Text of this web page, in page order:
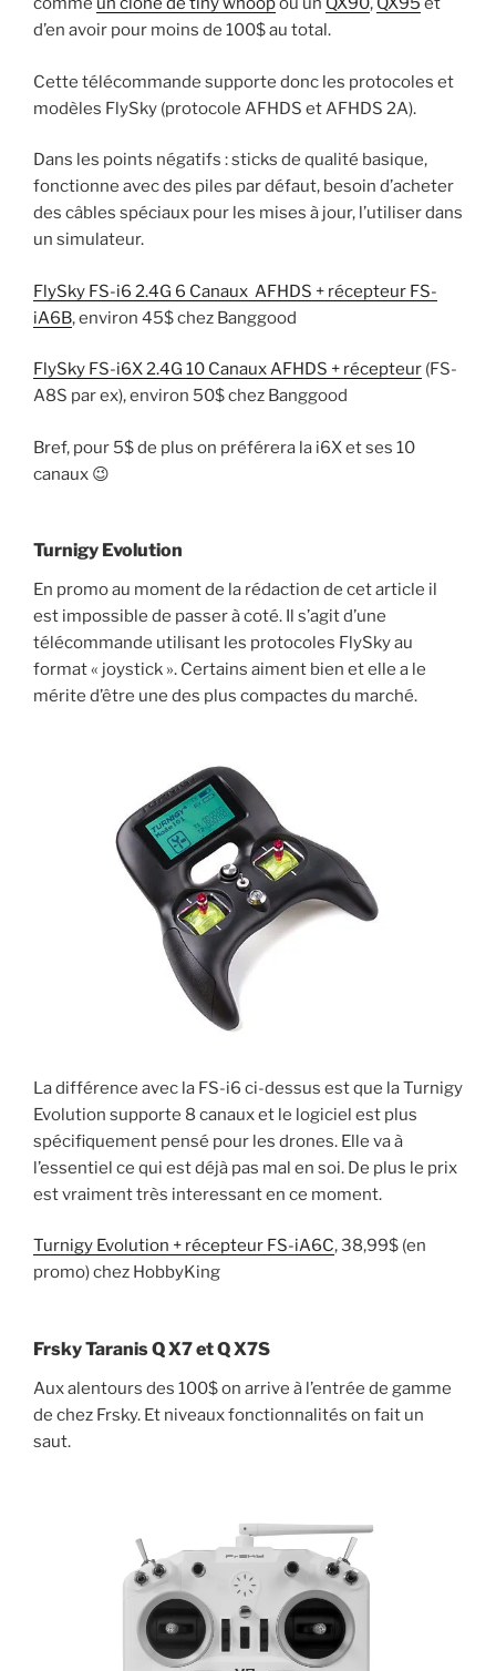
d’en avoir pour moins de 100$ au total.
Cette télécommande supporte donc les protocoles et
modèles FlySky (protocole AFHDS et AFHDS 2A).
Dans les points négatifs : sticks de qualité basique,
fonctionne avec des piles par défaut, besoin d’acheter
des câbles spéciaux pour les mises à jour, l’utiliser dans
un simulateur.
FlySky FS-i6 2.4G 6 Canaux AFHDS + récepteur FS-
iA6B, environ 45$ chez Banggood
FlySky FS-i6X 2.4G 10 Canaux AFHDS + récepteur (FS-
A8S par ex), environ 50$ chez Banggood
Bref, pour 5$ de plus on préférera la i6X et ses 10
canaux 😉
Turnigy Evolution
En promo au moment de la rédaction de cet article il
est impossible de passer à coté. Il s’agit d’une
télécommande utilisant les protocoles FlySky au
format « joystick ». Certains aiment bien et elle a le
mérite d’être une des plus compactes du marché.
La différence avec la FS-i6 ci-dessus est que la Turnigy
Evolution supporte 8 canaux et le logiciel est plus
spécifiquement pensé pour les drones. Elle va à
l’essentiel ce qui est déjà pas mal en soi. De plus le prix
est vraiment très interessant en ce moment.
Turnigy Evolution + récepteur FS-iA6C, 38,99$ (en
promo) chez HobbyKing
Frsky Taranis Q X7 et Q X7S
Aux alentours des 100$ on arrive à l’entrée de gamme
de chez Frsky. Et niveaux fonctionnalités on fait un
saut.